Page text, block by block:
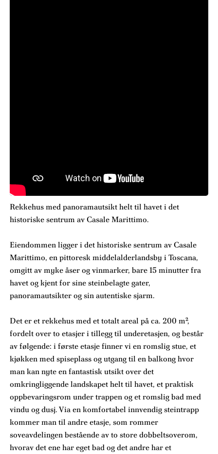
Rekkehus med panoramautsikt helt til havet i det
historiske sentrum av Casale Marittimo.
Eiendommen ligger i det historiske sentrum av Casale
Marittimo, en pittoresk middelalderlandsby i Toscana,
omgitt av myke åser og vinmarker, bare 15 minutter fra
havet og kjent for sine steinbelagte gater,
panoramautsikter og sin autentiske sjarm.
Det er et rekkehus med et totalt areal på ca. 200 m²,
fordelt over to etasjer i tillegg til underetasjen, og består
av følgende: i første etasje finner vi en romslig stue, et
kjøkken med spiseplass og utgang til en balkong hvor
man kan nyte en fantastisk utsikt over det
omkringliggende landskapet helt til havet, et praktisk
oppbevaringsrom under trappen og et romslig bad med
vindu og dusj. Via en komfortabel innvendig steintrapp
kommer man til andre etasje, som rommer
soveavdelingen bestående av to store dobbeltsoverom,
hvorav det ene har eget bad og det andre har et